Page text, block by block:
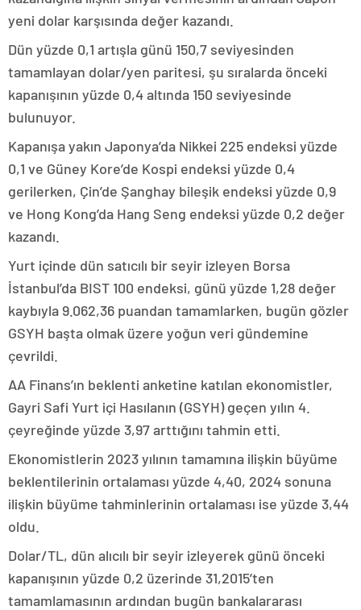
yeni dolar karşısında değer kazandı.
Dün yüzde 0,1 artışla günü 150,7 seviyesinden
tamamlayan dolar/yen paritesi, şu sıralarda önceki
kapanışının yüzde 0,4 altında 150 seviyesinde
bulunuyor.
Kapanışa yakın Japonya’da Nikkei 225 endeksi yüzde
0,1 ve Güney Kore’de Kospi endeksi yüzde 0,4
gerilerken, Çin’de Şanghay bileşik endeksi yüzde 0,9
ve Hong Kong’da Hang Seng endeksi yüzde 0,2 değer
kazandı.
Yurt içinde dün satıcılı bir seyir izleyen Borsa
İstanbul’da BIST 100 endeksi, günü yüzde 1,28 değer
kaybıyla 9.062,36 puandan tamamlarken, bugün gözler
GSYH başta olmak üzere yoğun veri gündemine
çevrildi.
AA Finans’ın beklenti anketine katılan ekonomistler,
Gayri Safi Yurt içi Hasılanın (GSYH) geçen yılın 4.
çeyreğinde yüzde 3,97 arttığını tahmin etti.
Ekonomistlerin 2023 yılının tamamına ilişkin büyüme
beklentilerinin ortalaması yüzde 4,40, 2024 sonuna
ilişkin büyüme tahminlerinin ortalaması ise yüzde 3,44
oldu.
Dolar/TL, dün alıcılı bir seyir izleyerek günü önceki
kapanışının yüzde 0,2 üzerinde 31,2015’ten
tamamlamasının ardından bugün bankalararası